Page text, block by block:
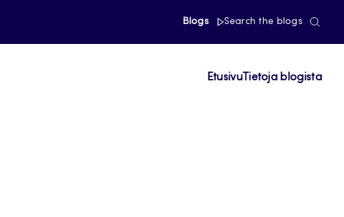
Blogs Search the blogs
EtusivuTietoja blogista